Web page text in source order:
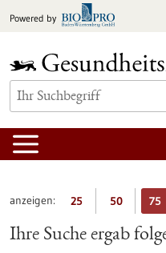
Inhalt
Powered by
anzeigen: 25 50 75
Ihre Suche ergab